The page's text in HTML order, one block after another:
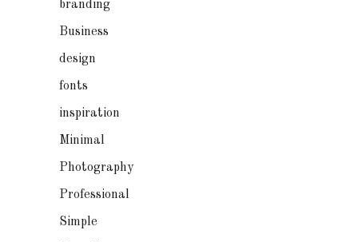
branding
Business
design
fonts
inspiration
Minimal
Photography
Professional
Simple